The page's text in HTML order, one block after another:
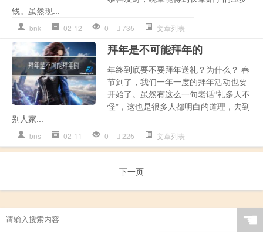
钱。虽然现...
bnk 02-12 0 735 文章列表
拜年是不可能拜年的
年终到底要不要拜年送礼？为什么？ 春
节到了，我们一年一度的拜年活动也要
开始了。虽然有这么一句老话“礼多人不
怪”，这也是很多人都明白的道理，去到
别人家...
bns 02-11 0 225 文章列表
下一页
☚